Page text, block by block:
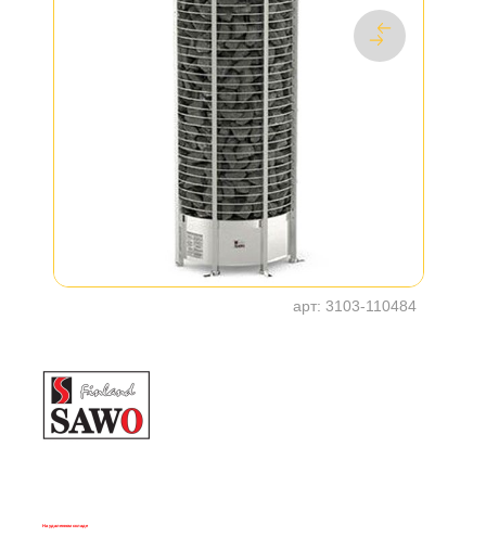
арт: 3103-110484
На удаленном складе